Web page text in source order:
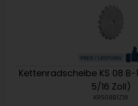
Kettenradscheibe KS 08 B-
5/16 Zoll)
KRS08B1Z18